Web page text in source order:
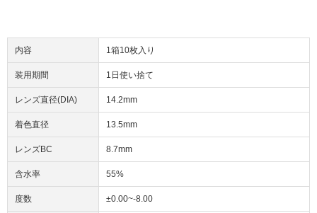
内容 1箱10枚入り
装用期間 1日使い捨て
レンズ直径(DIA) 14.2mm
着色直径 13.5mm
レンズBC 8.7mm
含水率 55%
度数 ±0.00~-8.00